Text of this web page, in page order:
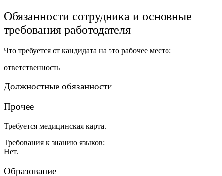
Обязанности сотрудника и основные
требования работодателя
Что требуется от кандидата на это рабочее место:
ответственность
Должностные обязанности
Прочее
Требуется медицинская карта.
Требования к знанию языков:
Нет.
Образование